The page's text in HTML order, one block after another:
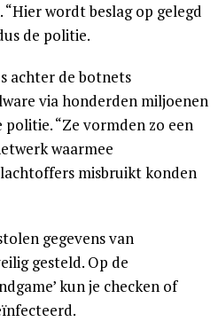
wordt beslag op gelegd
de politie.
achter de botnets
via honderden miljoenen
“Ze vormden zo een
waarmee
misbruikt konden
gegevens van
gesteld. Op de
kun je checken of